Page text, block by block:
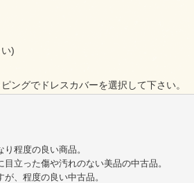
)
ングでドレスカバーを選択して下さい。
程度の良い商品。
立った傷や汚れのない美品の中古品。
、程度の良い中古品。